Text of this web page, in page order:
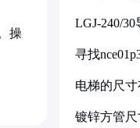
操
LGJ-240/
寻找
电梯的尺
镀锌方管